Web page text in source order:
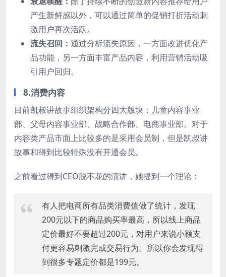
产生新鲜感以外，可以通过简单的促销打折活动刺
激用户再次活跃。
流失召回： 通过分析流失原因，一方面改进优化产
品功能，另一方面丰富产品内容，利用营销活动吸
引用户回归。
8.消费内容
目前凯叔讲故事组织架构分四大版块：儿童内容事业
部、父母内容事业部、战略合作部、电商事业部。对于
内容类产品市面上比较多的是采用会员制，但是凯叔讲
故事和得到比较特殊没有开通会员。
之前看过得到CEO脱不花的演讲，她提到一个理论：
有人把电商所有品类消费值做了统计，发现
200元以下的商品购买率最高，所以线上商品
定价最好不要超过200元，对用户来说小额支
付更容易刺激完成交易行为。所以你会发现得
到很多专题定价都是199元。